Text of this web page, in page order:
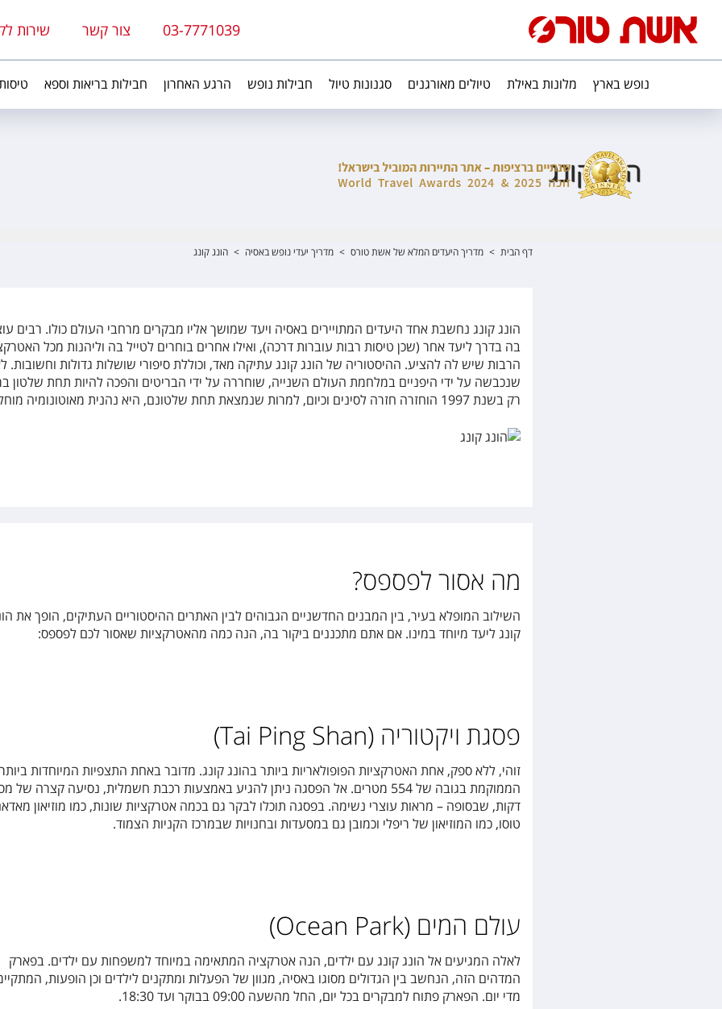
03-7771039 צור קשר שירות
נופש בארץ מלונות באילת טיולים מאורגנים סגנונות טיול חבילות נופש הרגע האחרון חבילות בריאות וספא
הונג קונג
דף הבית > מדריך היעדים המלא של אשת טורס > מדריך יעדי נופש באסיה > הונג קונג
הונג קונג נחשבת אחד היעדים המתויירים באסיה ויעד שמושך אליו מבקרים מרחבי העולם כולו. רבים
בה בדרך ליעד אחר (שכן טיסות רבות עוברות דרכה), ואילו אחרים בוחרים לטייל בה וליהנות מכל
הרבות שיש לה להציע. ההיסטוריה של הונג קונג עתיקה מאד, וכוללת סיפורי שושלות גדולות וחשובות.
שנכבשה על ידי היפניים במלחמת העולם השנייה, שוחררה על ידי הבריטים והפכה להיות תחת שלטון
רק בשנת 1997 הוחזרה חזרה לסינים וכיום, למרות שנמצאת תחת שלטונם, היא נהנית מאוטונומיה מוחלטת.
מה אסור לפספס?
השילוב המופלא בעיר, בין המבנים החדשניים הגבוהים לבין האתרים ההיסטוריים העתיקים, הופך את
קונג ליעד מיוחד במינו. אם אתם מתכננים ביקור בה, הנה כמה מהאטרקציות שאסור לכם לפספס:
פסגת ויקטוריה (Tai Ping Shan)
זוהי, ללא ספק, אחת האטרקציות הפופולאריות ביותר בהונג קונג. מדובר באחת התצפיות המיוחדות
הממוקמת בגובה של 554 מטרים. אל הפסגה ניתן להגיע באמצעות רכבת חשמלית, נסיעה קצרה של
דקות, שבסופה – מראות עוצרי נשימה. בפסגה תוכלו לבקר גם בכמה אטרקציות שונות, כמו מוזיאון
טוסו, כמו המוזיאון של ריפלי וכמובן גם במסעדות ובחנויות שבמרכז הקניות הצמוד.
עולם המים (Ocean Park)
לאלה המגיעים אל הונג קונג עם ילדים, הנה אטרקציה המתאימה במיוחד למשפחות עם ילדים. בפארק
המדהים הזה, הנחשב בין הגדולים מסוגו באסיה, מגוון של הפעלות ומתקנים לילדים וכן הופעות,
מדי יום. הפארק פתוח למבקרים בכל יום, החל מהשעה 09:00 בבוקר ועד 18:30.